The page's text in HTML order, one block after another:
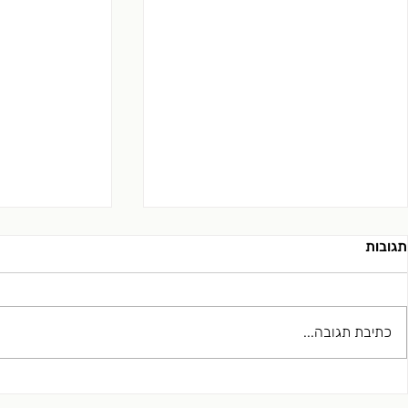
פסיכואנליזה לאקאניאנית
נפרדות הוא
תגובות
כתיבת תגובה...